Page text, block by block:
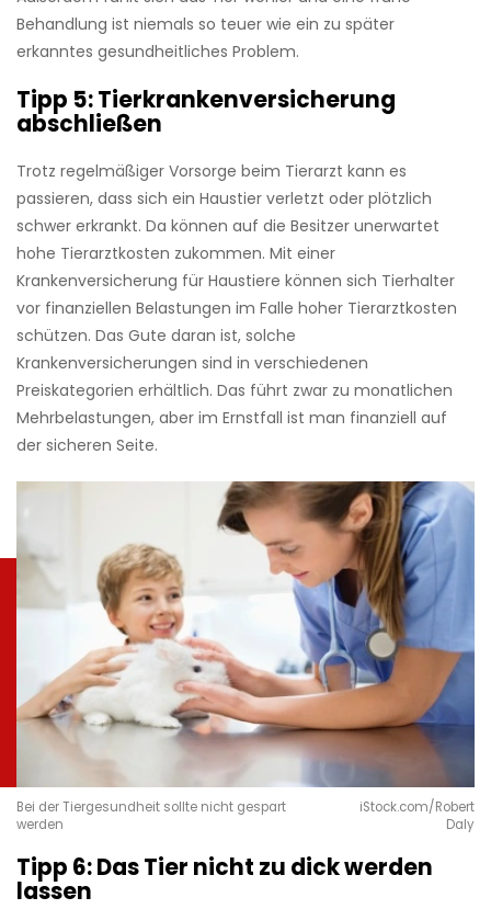
Behandlung ist niemals so teuer wie ein zu später
erkanntes gesundheitliches Problem.
Tipp 5: Tierkrankenversicherung
abschließen
Trotz regelmäßiger Vorsorge beim Tierarzt kann es
passieren, dass sich ein Haustier verletzt oder plötzlich
schwer erkrankt. Da können auf die Besitzer unerwartet
hohe Tierarztkosten zukommen. Mit einer
Krankenversicherung für Haustiere können sich Tierhalter
vor finanziellen Belastungen im Falle hoher Tierarztkosten
schützen. Das Gute daran ist, solche
Krankenversicherungen sind in verschiedenen
Preiskategorien erhältlich. Das führt zwar zu monatlichen
Mehrbelastungen, aber im Ernstfall ist man finanziell auf
der sicheren Seite.
Bei der Tiergesundheit sollte nicht gespart
werden
iStock.com/Robert
Daly
Tipp 6: Das Tier nicht zu dick werden
lassen